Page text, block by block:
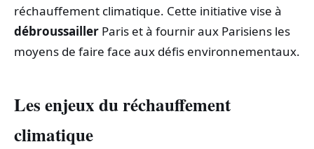
réchauffement climatique. Cette initiative vise à
débroussailler Paris et à fournir aux Parisiens les
moyens de faire face aux défis environnementaux.
Les enjeux du réchauffement
climatique